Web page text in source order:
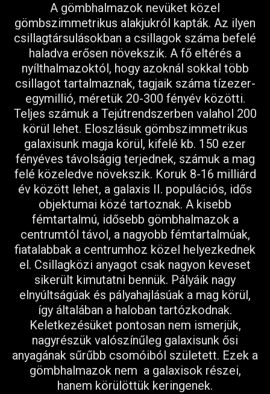
A gömbhalmazok nevüket közel
gömbszimmetrikus alakjukról kapták. Az ilyen
csillagtársulásokban a csillagok száma befelé
haladva erősen növekszik. A fő eltérés a
nyílthalmazoktól, hogy azoknál sokkal több
csillagot tartalmaznak, tagjaik száma tízezer-
egymillió, méretük 20-300 fényév közötti.
Teljes számuk a Tejútrendszerben valahol 200
körül lehet. Eloszlásuk gömbszimmetrikus
galaxisunk magja körül, kifelé kb. 150 ezer
fényéves távolságig terjednek, számuk a mag
felé közeledve növekszik. Koruk 8-16 milliárd
év között lehet, a galaxis II. populációs, idős
objektumai közé tartoznak. A kisebb
fémtartalmú, idősebb gömbhalmazok a
centrumtól távol, a nagyobb fémtartalmúak,
fiatalabbak a centrumhoz közel helyezkednek
el. Csillagközi anyagot csak nagyon keveset
sikerült kimutatni bennük. Pályáik nagy
elnyúltságúak és pályahajlásúak a mag körül,
így általában a haloban tartózkodnak.
Keletkezésüket pontosan nem ismerjük,
nagyrészük valószínűleg galaxisunk ősi
anyagának sűrűbb csomóiból született. Ezek a
gömbhalmazok nem a galaxisok részei,
hanem körülöttük keringenek.